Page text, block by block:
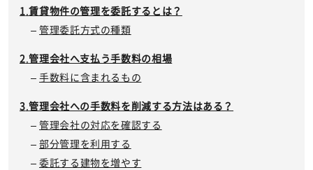
賃貸物件の管理を委託するとは？
管理委託方式の種類
管理会社へ支払う手数料の相場
手数料に含まれるもの
管理会社への手数料を削減する方法はある？
管理会社の対応を確認する
部分管理を利用する
委託する建物を増やす